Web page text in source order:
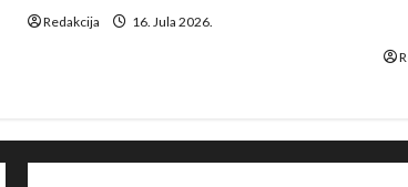
Redakcija 16. Jula 2026.